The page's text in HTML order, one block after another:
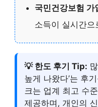
국민건강보험 가
소득이 실시간
💡 한도 후기 Tip:
높게 나왔다’는 후
크는 업계 최고 수
제공하며, 개인의